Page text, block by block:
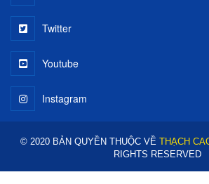
Twitter
Youtube
Instagram
© 2020 BẢN QUYỀN THUỘC VỀ THẠCH
RIGHTS RESERVED